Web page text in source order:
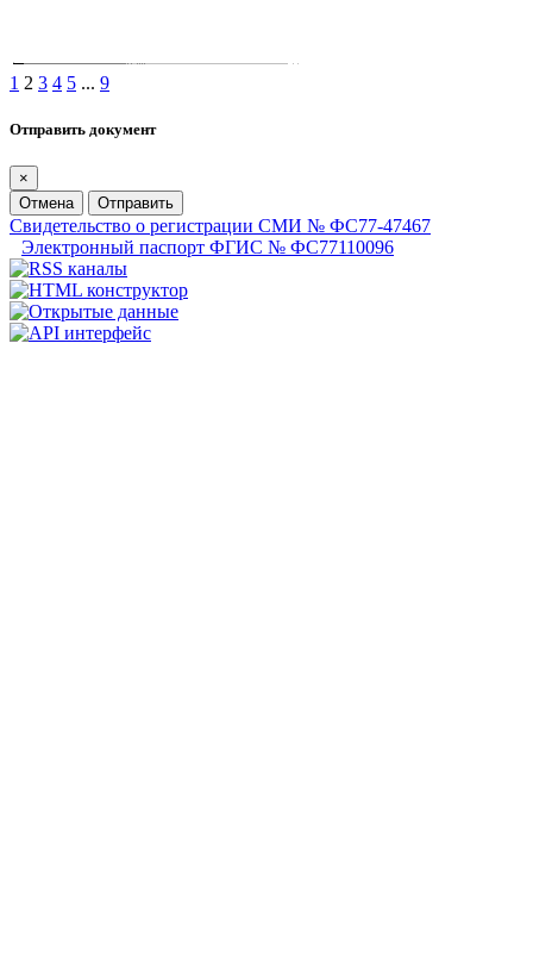
1 2 3 4 5 ... 9
Отправить документ
×
Отмена
Отправить
Свидетельство о регистрации СМИ № ФС77-47467
Электронный паспорт ФГИС № ФС77110096